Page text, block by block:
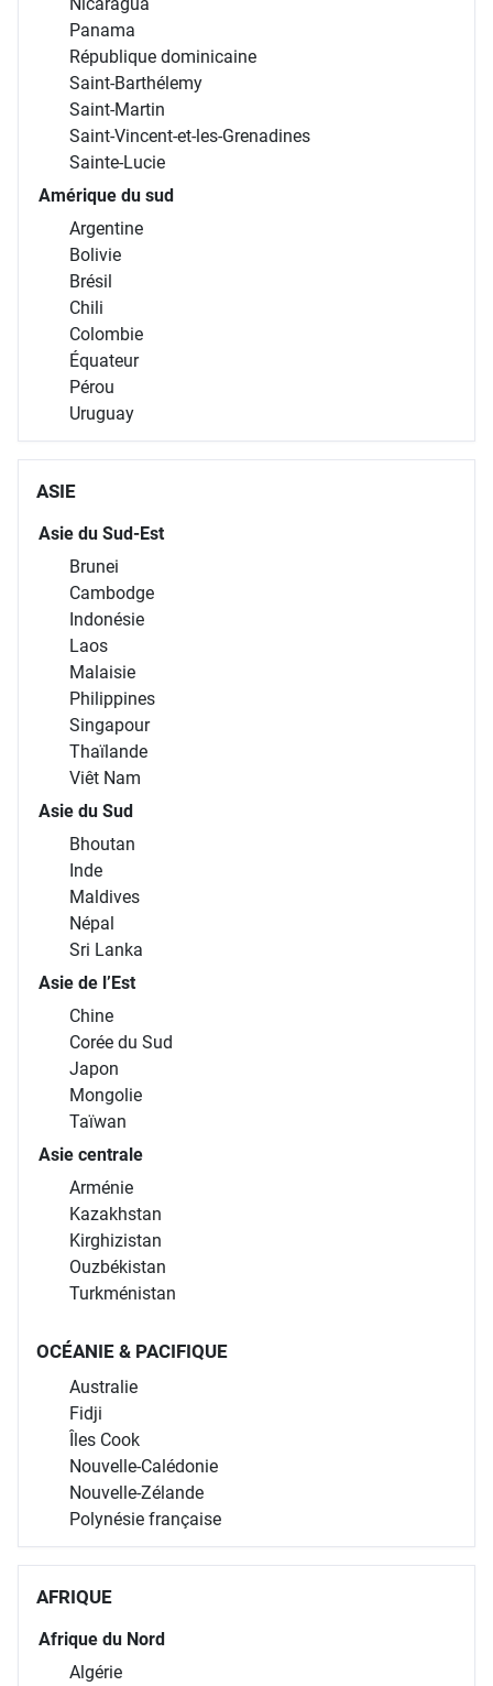
Panama
République dominicaine
Saint-Barthélemy
Saint-Martin
Saint-Vincent-et-les-Grenadines
Sainte-Lucie
Amérique du sud
Argentine
Bolivie
Brésil
Chili
Colombie
Équateur
Pérou
Uruguay
ASIE
Asie du Sud-Est
Brunei
Cambodge
Indonésie
Laos
Malaisie
Philippines
Singapour
Thaïlande
Viêt Nam
Asie du Sud
Bhoutan
Inde
Maldives
Népal
Sri Lanka
Asie de l’Est
Chine
Corée du Sud
Japon
Mongolie
Taïwan
Asie centrale
Arménie
Kazakhstan
Kirghizistan
Ouzbékistan
Turkménistan
OCÉANIE & PACIFIQUE
Australie
Fidji
Îles Cook
Nouvelle-Calédonie
Nouvelle-Zélande
Polynésie française
AFRIQUE
Afrique du Nord
Algérie